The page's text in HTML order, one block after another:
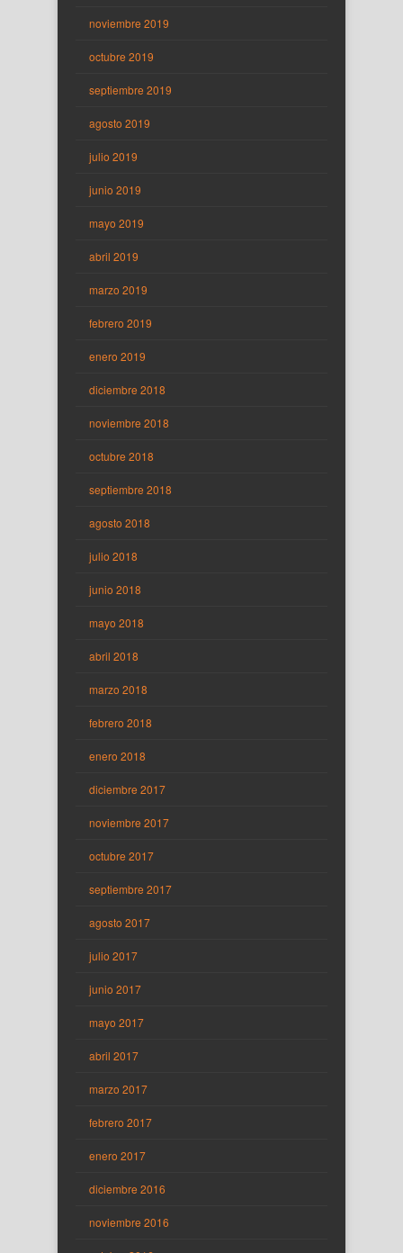
noviembre 2019
octubre 2019
septiembre 2019
agosto 2019
julio 2019
junio 2019
mayo 2019
abril 2019
marzo 2019
febrero 2019
enero 2019
diciembre 2018
noviembre 2018
octubre 2018
septiembre 2018
agosto 2018
julio 2018
junio 2018
mayo 2018
abril 2018
marzo 2018
febrero 2018
enero 2018
diciembre 2017
noviembre 2017
octubre 2017
septiembre 2017
agosto 2017
julio 2017
junio 2017
mayo 2017
abril 2017
marzo 2017
febrero 2017
enero 2017
diciembre 2016
noviembre 2016